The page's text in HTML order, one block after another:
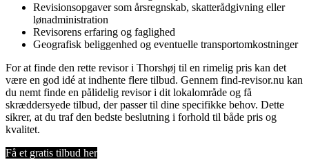
Revisionsopgaver som årsregnskab, skatterådgivning eller
lønadministration
Revisorens erfaring og faglighed
Geografisk beliggenhed og eventuelle transportomkostninger
For at finde den rette revisor i Thorshøj til en rimelig pris kan det
være en god idé at indhente flere tilbud. Gennem find-revisor.nu kan
du nemt finde en pålidelig revisor i dit lokalområde og få
skræddersyede tilbud, der passer til dine specifikke behov. Dette
sikrer, at du traf den bedste beslutning i forhold til både pris og
kvalitet.
Få et gratis tilbud her